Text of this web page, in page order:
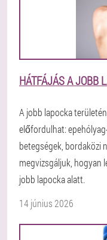
HÁTFÁJÁS A JOBB
A jobb lapocka
előfordulhat:
betegségek, bordaközi
megvizsgáljuk, hogyan
jobb lapocka alatt.
14 június 2026